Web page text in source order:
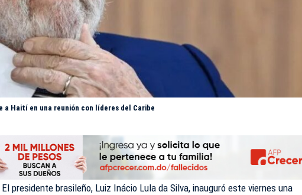
Haití en una reunión con líderes del Caribe
El presidente brasileño, Luiz Inácio Lula da Silva, inauguró este viernes una